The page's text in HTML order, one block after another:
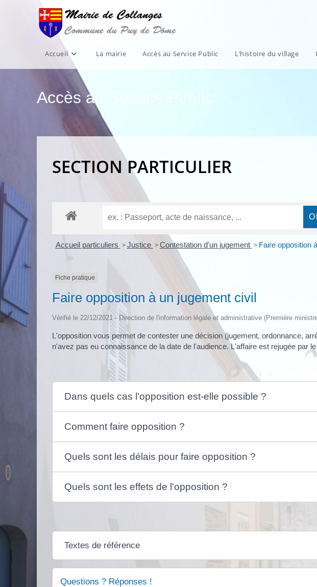
Accueil La mairie Accès au Service Public L’histoire du village
Accès au Service Public
SECTION PARTICULIER
Accueil particuliers > Justice > Contestation d'un jugement > Faire opposition
Fiche pratique
Faire opposition à un jugement civil
Vérifié le 22/12/2021 - Direction de l'information légale et administrative (Première
L'opposition vous permet de contester une décision (jugement, ordonnance,
n'avez pas eu connaissance de la date de l'audience. L'affaire est rejugée par
Dans quels cas l'opposition est-elle possible ?
Comment faire opposition ?
Quels sont les délais pour faire opposition ?
Quels sont les effets de l'opposition ?
Textes de référence
Questions ? Réponses !